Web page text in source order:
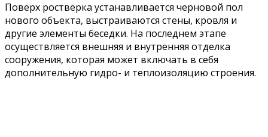
Поверх ростверка устанавливается черновой пол
нового объекта, выстраиваются стены, кровля и
другие элементы беседки. На последнем этапе
осуществляется внешняя и внутренняя отделка
сооружения, которая может включать в себя
дополнительную гидро- и теплоизоляцию строения.